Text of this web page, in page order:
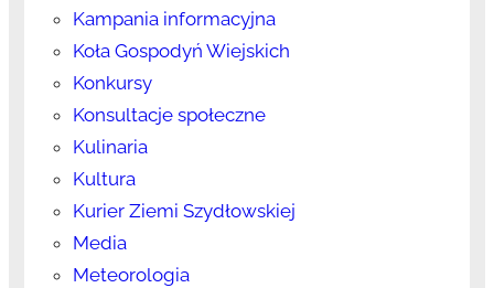
Kampania informacyjna
Koła Gospodyń Wiejskich
Konkursy
Konsultacje społeczne
Kulinaria
Kultura
Kurier Ziemi Szydłowskiej
Media
Meteorologia